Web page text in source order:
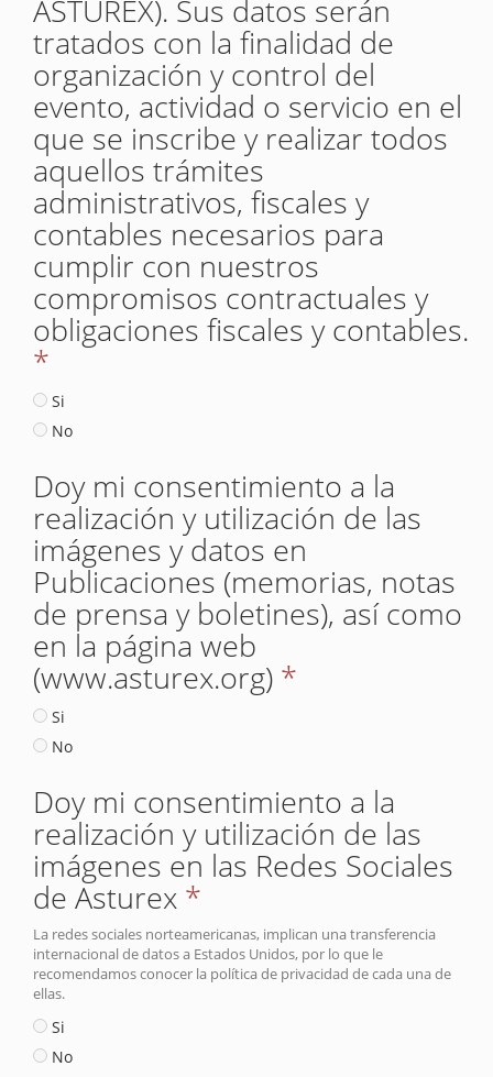
ASTUREX). Sus datos serán
tratados con la finalidad de
organización y control del
evento, actividad o servicio en el
que se inscribe y realizar todos
aquellos trámites
administrativos, fiscales y
contables necesarios para
cumplir con nuestros
compromisos contractuales y
obligaciones fiscales y contables.
*
Si
No
Doy mi consentimiento a la
realización y utilización de las
imágenes y datos en
Publicaciones (memorias, notas
de prensa y boletines), así como
en la página web
(www.asturex.org) *
Si
No
Doy mi consentimiento a la
realización y utilización de las
imágenes en las Redes Sociales
de Asturex *
La redes sociales norteamericanas, implican una transferencia
internacional de datos a Estados Unidos, por lo que le
recomendamos conocer la política de privacidad de cada una de
ellas.
Si
No